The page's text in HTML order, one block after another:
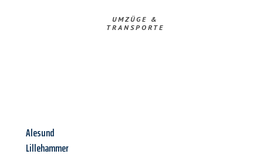
UMZÜGE &
TRANSPORTE
Alesund
Lillehammer